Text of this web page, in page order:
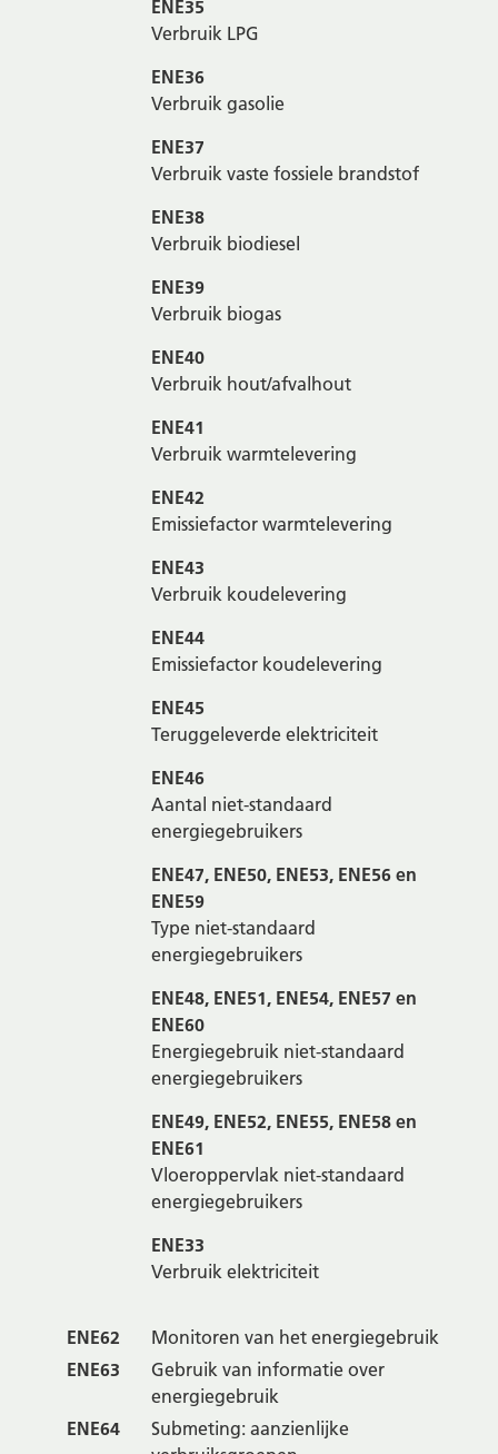
ENE35
Verbruik LPG
ENE36
Verbruik gasolie
ENE37
Verbruik vaste fossiele brandstof
ENE38
Verbruik biodiesel
ENE39
Verbruik biogas
ENE40
Verbruik hout/afvalhout
ENE41
Verbruik warmtelevering
ENE42
Emissiefactor warmtelevering
ENE43
Verbruik koudelevering
ENE44
Emissiefactor koudelevering
ENE45
Teruggeleverde elektriciteit
ENE46
Aantal niet-standaard
energiegebruikers
ENE47, ENE50, ENE53, ENE56 en
ENE59
Type niet-standaard
energiegebruikers
ENE48, ENE51, ENE54, ENE57 en
ENE60
Energiegebruik niet-standaard
energiegebruikers
ENE49, ENE52, ENE55, ENE58 en
ENE61
Vloeroppervlak niet-standaard
energiegebruikers
ENE33
Verbruik elektriciteit
ENE62
Monitoren van het energiegebruik
ENE63
Gebruik van informatie over
energiegebruik
ENE64
Submeting: aanzienlijke